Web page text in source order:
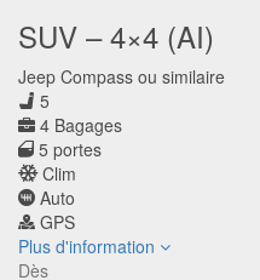
SUV – 4×4 (AI)
Jeep Compass ou similaire
5
4 Bagages
5 portes
Clim
Auto
GPS
Plus d'information
Dès